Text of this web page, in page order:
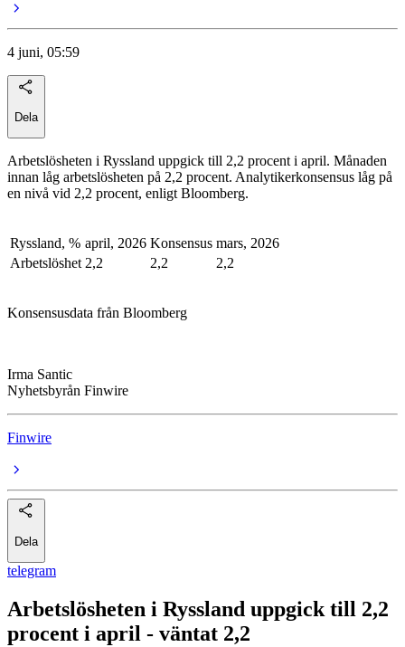
4 juni, 05:59
Dela
Arbetslösheten i Ryssland uppgick till 2,2 procent i april. Månaden
innan låg arbetslösheten på 2,2 procent. Analytikerkonsensus låg på
en nivå vid 2,2 procent, enligt Bloomberg.
Ryssland, % april, 2026 Konsensus mars, 2026
Arbetslöshet 2,2 2,2 2,2
Konsensusdata från Bloomberg
Irma Santic
Nyhetsbyrån Finwire
Finwire
Dela
telegram
Arbetslösheten i Ryssland uppgick till 2,2
procent i april - väntat 2,2